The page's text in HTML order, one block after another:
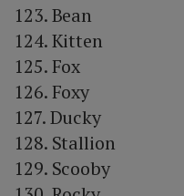
123. Bean
124. Kitten
125. Fox
126. Foxy
127. Ducky
128. Stallion
129. Scooby